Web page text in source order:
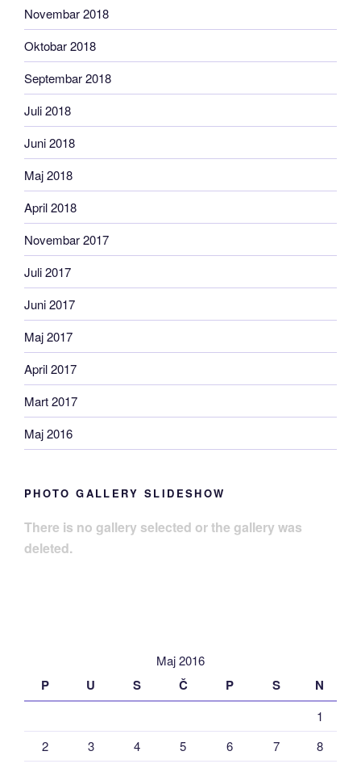
Novembar 2018
Oktobar 2018
Septembar 2018
Juli 2018
Juni 2018
Maj 2018
April 2018
Novembar 2017
Juli 2017
Juni 2017
Maj 2017
April 2017
Mart 2017
Maj 2016
PHOTO GALLERY SLIDESHOW
There is no gallery selected or the gallery was
deleted.
Maj 2016
P U S Č P S N
1
2
3 4 5 6 7
8